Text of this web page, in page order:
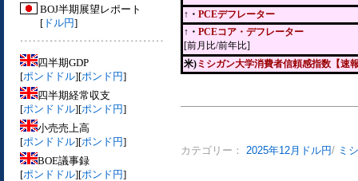
BOJ半期展望レポート
[ ドル円]
四半期GDP
[ポンドドル][ポンド円]
四半期経常収支
[ポンドドル][ポンド円]
小売売上高
[ポンドドル][ポンド円]
BOE議事録
[ポンドドル][ポンド円]
↑・ PCEデフレーター
↑・ PCEコア・デフレーター
[前月比/前年比]
米) ミシガン大学消費者信頼感指数【速
カテゴリー： 2025年12月ドル円/ ミ